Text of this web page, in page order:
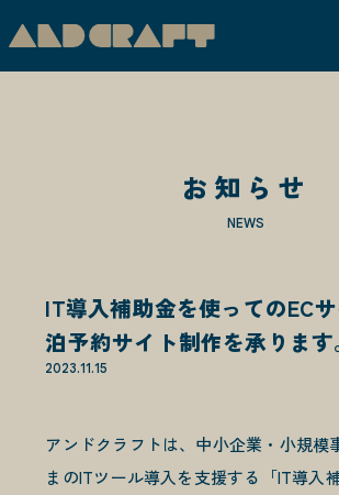
ABOUT US
私たちの手仕事
手がけてきたこと
WORKS
お知らせ
NEWS
お知らせ
NEWS
IT導入補助金を使ってのEC
泊予約サイト制作を承ります
2023.11.15
アンドクラフトは、中小企業・小規模
まのITツール導入を支援する「IT導入